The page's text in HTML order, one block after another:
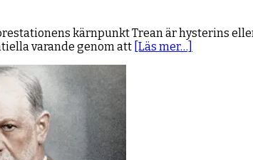
kärnpunkt Trean är hysterins
varande genom att [Läs mer…]